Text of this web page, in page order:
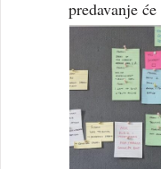
predavanje